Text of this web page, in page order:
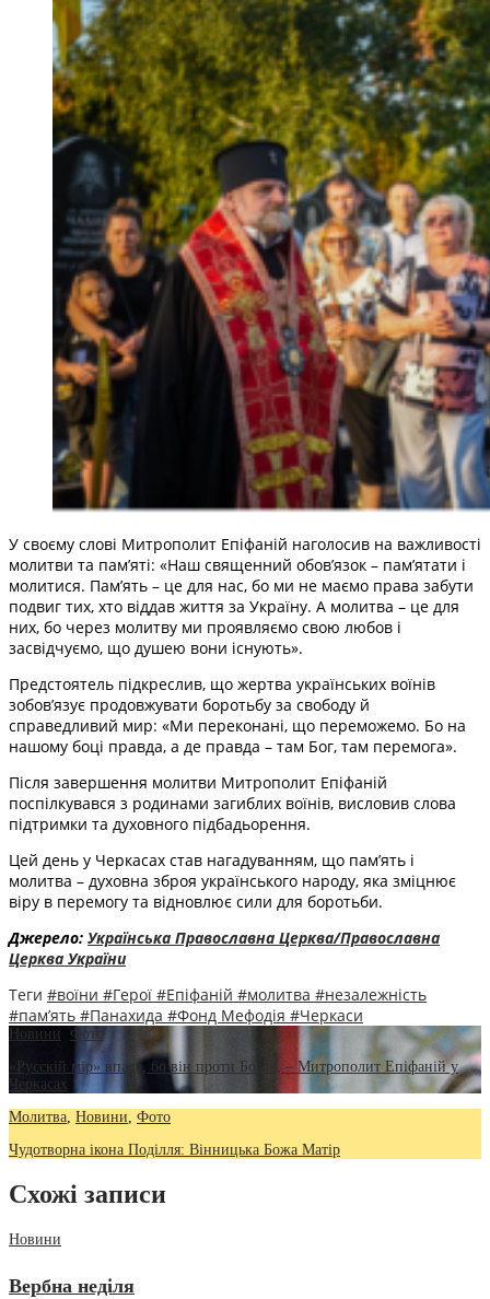
У своєму слові Митрополит Епіфаній наголосив на важливості
молитви та пам’яті: «Наш священний обов’язок – пам’ятати і
молитися. Пам’ять – це для нас, бо ми не маємо права забути
подвиг тих, хто віддав життя за Україну. А молитва – це для
них, бо через молитву ми проявляємо свою любов і
засвідчуємо, що душею вони існують».
Предстоятель підкреслив, що жертва українських воїнів
зобов’язує продовжувати боротьбу за свободу й
справедливий мир: «Ми переконані, що переможемо. Бо на
нашому боці правда, а де правда – там Бог, там перемога».
Після завершення молитви Митрополит Епіфаній
поспілкувався з родинами загиблих воїнів, висловив слова
підтримки та духовного підбадьорення.
Цей день у Черкасах став нагадуванням, що пам’ять і
молитва – духовна зброя українського народу, яка зміцнює
віру в перемогу та відновлює сили для боротьби.
Джерело: Українська Православна Церква/Православна
Церква України
Теги #воїни #Герої #Епіфаній #молитва #незалежність
#пам’ять #Панахида #Фонд Мефодія #Черкаси
Новини
Фото
«Русскій мір» впаде, бо він проти Бога», – Митрополит Епіфаній у
Черкасах
Молитва Новини Фото
Чудотворна ікона Поділля: Вінницька Божа Матір
Схожі записи
Новини
Вербна неділя